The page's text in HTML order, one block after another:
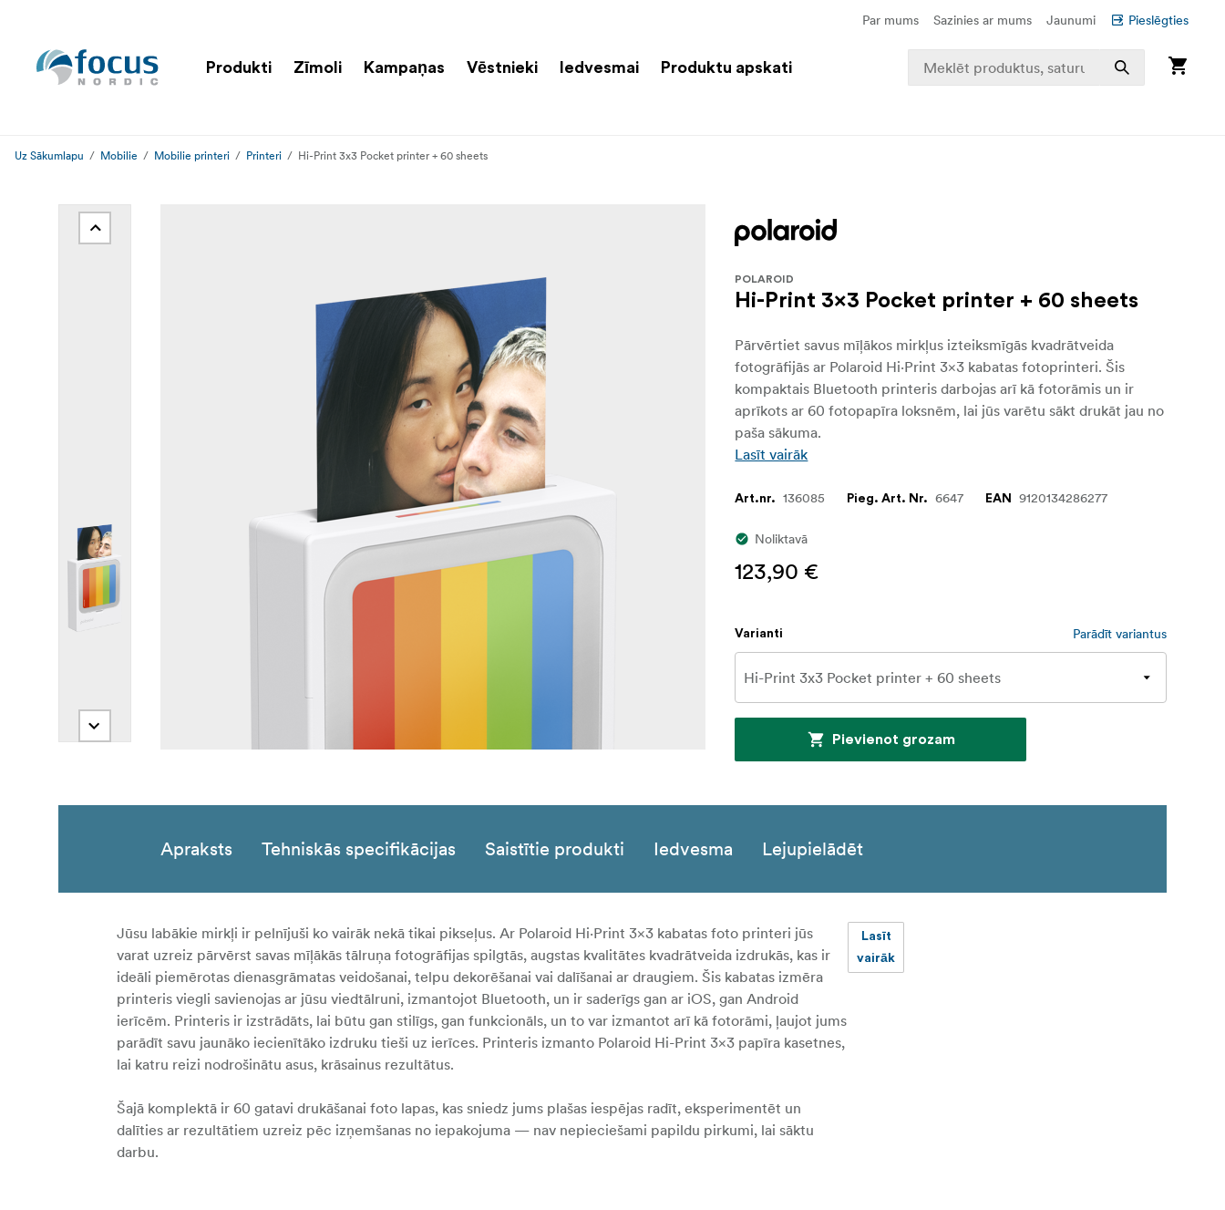
Par mums Sazinies ar mums Jaunumi Pieslēgties
Produkti Zīmoli Kampaņas Vēstnieki Iedvesmai Produktu apskati
Uz Sākumlapu Mobilie Mobilie printeri Printeri Hi-Print 3x3 Pocket printer + 60 sheets
POLAROID
Hi-Print 3x3 Pocket printer + 60 sheets
Pārvērtiet savus mīļākos mirkļus izteiksmīgās kvadrātveida
fotogrāfijās ar Polaroid Hi·Print 3×3 kabatas fotoprinteri. Šis
kompaktais Bluetooth printeris darbojas arī kā fotorāmis un ir
aprīkots ar 60 fotopapīra loksnēm, lai jūs varētu sākt drukāt jau no
paša sākuma.
Lasīt vairāk
Art.nr. 136085 Pieg. Art. Nr. 6647 EAN 9120134286277
Noliktavā
123,90 €
Varianti Parādīt variantus
Pievienot grozam
Apraksts Tehniskās specifikācijas Saistītie produkti Iedvesma Lejupielādēt
Jūsu labākie mirkļi ir pelnījuši ko vairāk nekā tikai pikseļus. Ar Polaroid Hi·Print 3×3 kabatas foto printeri jūs
varat uzreiz pārvērst savas mīļākās tālruņa fotogrāfijas spilgtās, augstas kvalitātes kvadrātveida izdrukās, kas ir
ideāli piemērotas dienasgrāmatas veidošanai, telpu dekorēšanai vai dalīšanai ar draugiem. Šis kabatas izmēra
printeris viegli savienojas ar jūsu viedtālruni, izmantojot Bluetooth, un ir saderīgs gan ar iOS, gan Android
ierīcēm. Printeris ir izstrādāts, lai būtu gan stilīgs, gan funkcionāls, un to var izmantot arī kā fotorāmi, ļaujot jums
parādīt savu jaunāko iecienītāko izdruku tieši uz ierīces. Printeris izmanto Polaroid Hi-Print 3×3 papīra kasetnes,
lai katru reizi nodrošinātu asus, krāsainus rezultātus.
Šajā komplektā ir 60 gatavi drukāšanai foto lapas, kas sniedz jums plašas iespējas radīt, eksperimentēt un
dalīties ar rezultātiem uzreiz pēc izņemšanas no iepakojuma — nav nepieciešami papildu pirkumi, lai sāktu
darbu.
Lasīt
vairāk